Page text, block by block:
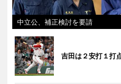
中立公、補正検討を要請
吉田は２安打１